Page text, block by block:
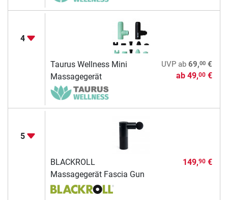
4
Taurus Wellness Mini
Massagegerät
UVPab 69,00€
ab 49,00€
5
BLACKROLL
Massagegerät Fascia Gun
149,90€